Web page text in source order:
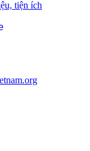
tiện ích